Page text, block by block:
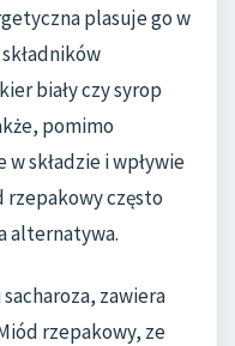
plasuje go w
biały czy syrop
pomimo
składzie i wpływie
rzepakowy często
alternatywa.
zawiera
rzepakowy, ze